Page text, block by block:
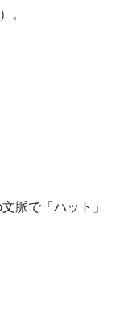
。
脈で「ハット」